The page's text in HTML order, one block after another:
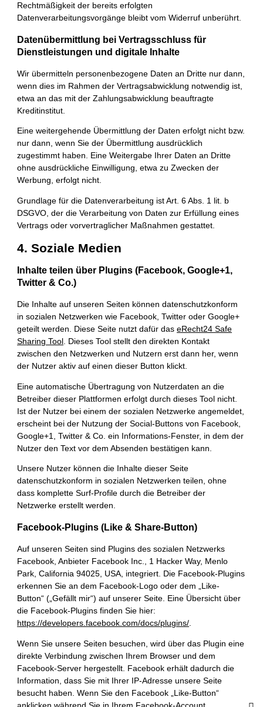
Rechtmäßigkeit der bereits erfolgten
Datenverarbeitungsvorgänge bleibt vom Widerruf unberührt.
Datenübermittlung bei Vertragsschluss für
Dienstleistungen und digitale Inhalte
Wir übermitteln personenbezogene Daten an Dritte nur dann,
wenn dies im Rahmen der Vertragsabwicklung notwendig ist,
etwa an das mit der Zahlungsabwicklung beauftragte
Kreditinstitut.
Eine weitergehende Übermittlung der Daten erfolgt nicht bzw.
nur dann, wenn Sie der Übermittlung ausdrücklich
zugestimmt haben. Eine Weitergabe Ihrer Daten an Dritte
ohne ausdrückliche Einwilligung, etwa zu Zwecken der
Werbung, erfolgt nicht.
Grundlage für die Datenverarbeitung ist Art. 6 Abs. 1 lit. b
DSGVO, der die Verarbeitung von Daten zur Erfüllung eines
Vertrags oder vorvertraglicher Maßnahmen gestattet.
4. Soziale Medien
Inhalte teilen über Plugins (Facebook, Google+1,
Twitter & Co.)
Die Inhalte auf unseren Seiten können datenschutzkonform
in sozialen Netzwerken wie Facebook, Twitter oder Google+
geteilt werden. Diese Seite nutzt dafür daseRecht24 Safe
Sharing Tool
. Dieses Tool stellt den direkten Kontakt
zwischen den Netzwerken und Nutzern erst dann her, wenn
der Nutzer aktiv auf einen dieser Button klickt.
Eine automatische Übertragung von Nutzerdaten an die
Betreiber dieser Plattformen erfolgt durch dieses Tool nicht.
Ist der Nutzer bei einem der sozialen Netzwerke angemeldet,
erscheint bei der Nutzung der Social-Buttons von Facebook,
Google+1, Twitter & Co. ein Informations-Fenster, in dem der
Nutzer den Text vor dem Absenden bestätigen kann.
Unsere Nutzer können die Inhalte dieser Seite
datenschutzkonform in sozialen Netzwerken teilen, ohne
dass komplette Surf-Profile durch die Betreiber der
Netzwerke erstellt werden.
Facebook-Plugins (Like & Share-Button)
Auf unseren Seiten sind Plugins des sozialen Netzwerks
Facebook, Anbieter Facebook Inc., 1 Hacker Way, Menlo
Park, California 94025, USA, integriert. Die Facebook-Plugins
erkennen Sie an dem Facebook-Logo oder dem „Like-
Button“ („Gefällt mir“) auf unserer Seite. Eine Übersicht über
die Facebook-Plugins finden Sie hier:
https://developers.facebook.com/docs/plugins/.
Wenn Sie unsere Seiten besuchen, wird über das Plugin eine
direkte Verbindung zwischen Ihrem Browser und dem
Facebook-Server hergestellt. Facebook erhält dadurch die
Information, dass Sie mit Ihrer IP-Adresse unsere Seite
besucht haben. Wenn Sie den Facebook „Like-Button“